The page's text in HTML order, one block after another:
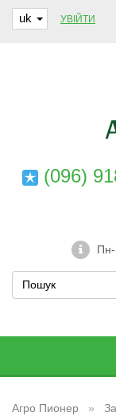
uk УВІЙТИ
(096)
Пн-
Агро Пионер